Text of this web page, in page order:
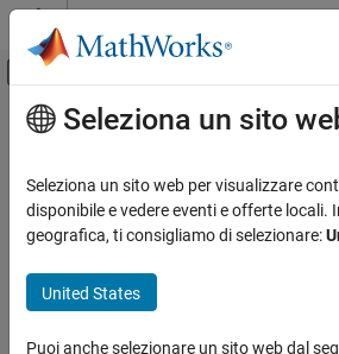
Vai al contenuto
Attiva/disattiva menu
Pagina iniziale della documentazione
FPGA, ASIC, and SoC Development
Contenuto principale
Seleziona un sito
Seleziona un sito web per visualizzare
disponibile e vedere eventi e offerte locali.
geografica, ti consigliamo di selezionare:
United States
Puoi anche selezionare un sito web dal